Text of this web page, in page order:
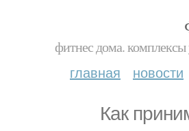
фитнес дома.
главная новости
Как